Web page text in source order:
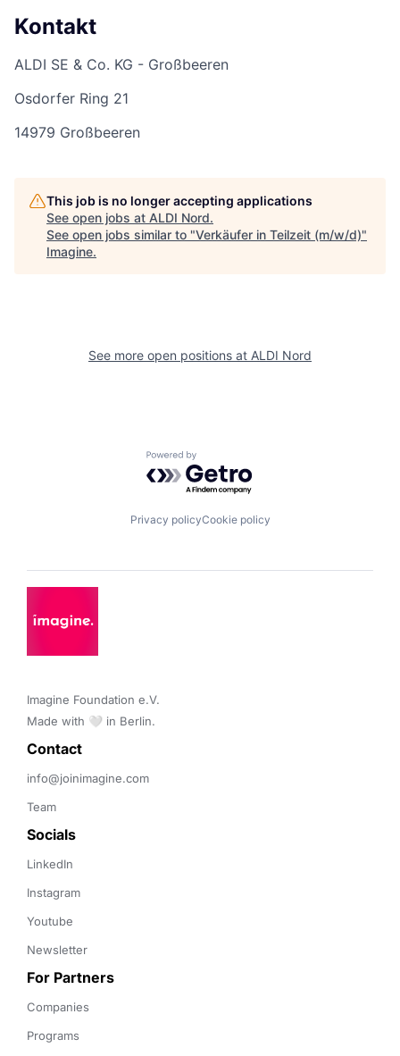
Kontakt
ALDI SE & Co. KG - Großbeeren
Osdorfer Ring 21
14979 Großbeeren
This job is no longer accepting applications
See open jobs at ALDI Nord.
See open jobs similar to "Verkäufer in Teilzeit (m/w/d)"
Imagine.
See more open positions at ALDI Nord
Powered by Getro.com
Privacy policyCookie policy
Imagine Foundation e.V.
Made with 🤍 in Berlin.
Contact
info@joinimagine.com
Team
Socials
LinkedIn
Instagram
Youtube
Newsletter
For Partners
Companies
Programs